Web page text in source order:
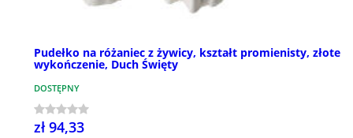
Pudełko na różaniec z żywicy, kształt promienisty, złote
wykończenie, Duch Święty
DOSTĘPNY
zł 94,33